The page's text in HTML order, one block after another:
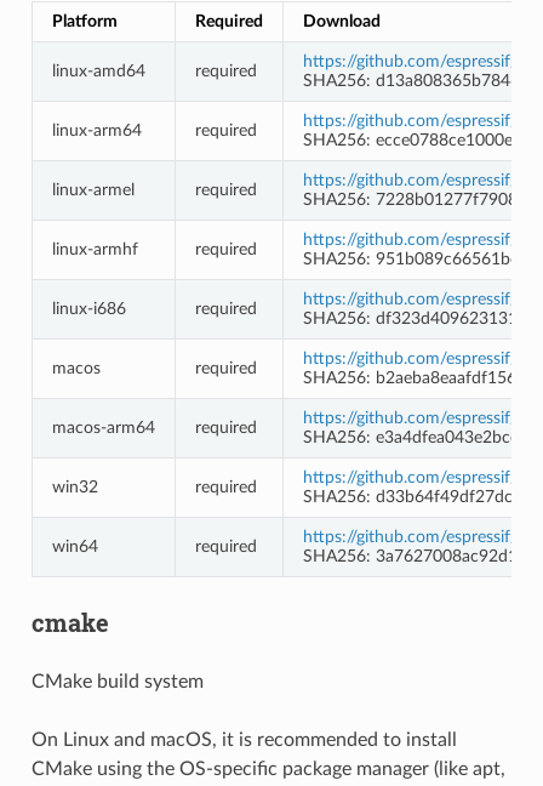
Platform Required Download
linux-amd64 required
https://github.com/espressif/
SHA256:
linux-arm64 required
https://github.com/espressif/
SHA256:
linux-armel required
https://github.com/espressif/
SHA256:
linux-armhf required
https://github.com/espressif/
SHA256:
linux-i686 required
https://github.com/espressif/
SHA256:
macos required
https://github.com/espressif/
SHA256:
macos-arm64 required
https://github.com/espressif/
SHA256:
win32 required
https://github.com/espressif/
SHA256:
win64 required
https://github.com/espressif/
SHA256:
cmake
CMake build system
On Linux and macOS, it is recommended to install
CMake using the OS-specific package manager (like apt,